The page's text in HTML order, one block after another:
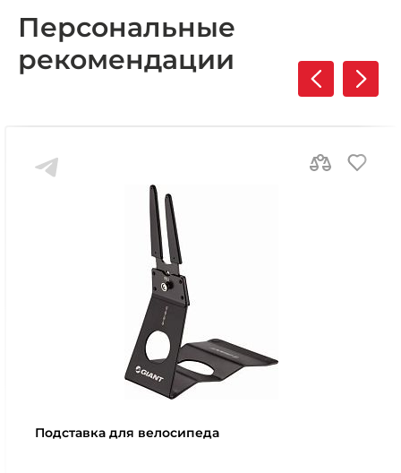
Персональные
рекомендации
Подставка для велосипеда